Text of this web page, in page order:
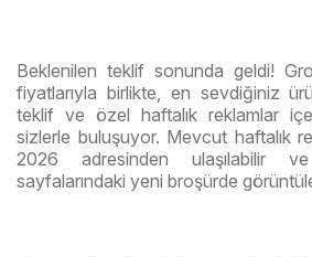
Beklenilen teklif sonunda geldi!
fiyatlarıyla birlikte, en sevdiğiniz
teklif ve özel haftalık reklamlar
sizlerle buluşuyor. Mevcut haftalık
2026 adresinden ulaşılabilir
sayfalarındaki yeni broşürde